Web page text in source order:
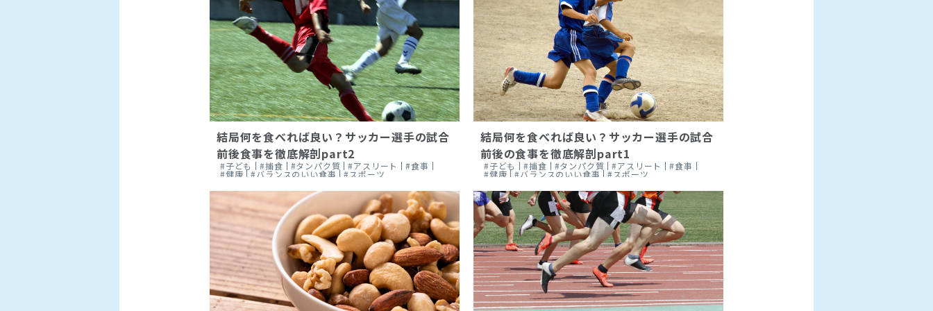
結局何を食べれば良い？サッカー選手の試合
前後食事を徹底解剖part2
#子ども #捕食 #タンパク質 #アスリート #食事
#健康 #バランスのいい食事 #スポーツ
結局何を食べれば良い？サッカー選手の試合
前後の食事を徹底解剖part1
#子ども #捕食 #タンパク質 #アスリート #食事
#健康 #バランスのいい食事 #スポーツ